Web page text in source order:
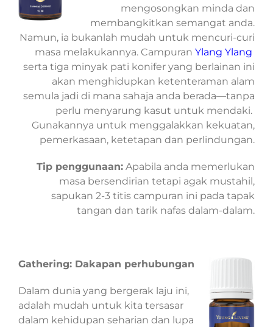
mengosongkan minda dan
membangkitkan semangat anda.
Namun, ia bukanlah mudah untuk mencuri-curi
masa melakukannya. Campuran Ylang Ylang
serta tiga minyak pati konifer yang berlainan ini
akan menghidupkan ketenteraman alam
semula jadi di mana sahaja anda berada—tanpa
perlu menyarung kasut untuk mendaki.
Gunakannya untuk menggalakkan kekuatan,
pemerkasaan, ketetapan dan perlindungan.
Tip penggunaan: Apabila anda memerlukan
masa bersendirian tetapi agak mustahil,
sapukan 2-3 titis campuran ini pada tapak
tangan dan tarik nafas dalam-dalam.
Gathering: Dakapan perhubungan
Dalam dunia yang bergerak laju ini,
adalah mudah untuk kita tersasar
dalam kehidupan seharian dan lupa